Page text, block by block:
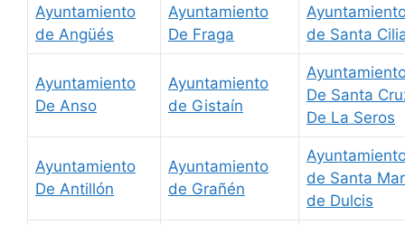
Ayuntamiento
de Angüés
Ayuntamiento
De Fraga
de Santa
Ayuntamiento
De Anso
Ayuntamiento
de Gistaín
De Santa
De La Seros
Ayuntamiento
De Antillón
Ayuntamiento
de Grañén
de Santa
de Dulcis